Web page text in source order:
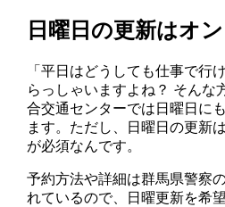
日曜日の更新はオ
「平日はどうしても仕事で行
らっしゃいますよね？ そんな
合交通センターでは日曜日に
ます。ただし、日曜日の更新
が必須なんです。
予約方法や詳細は群馬県警察
れているので、日曜更新を希